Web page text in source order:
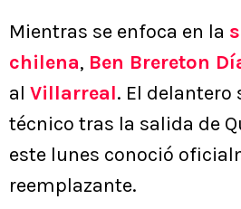
Mientras se enfoca en la
chilena, Ben Brereton
al Villarreal. El delantero
técnico tras la salida de
este lunes conoció
reemplazante.